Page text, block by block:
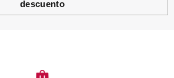
CATRICE
4.05€
descuento